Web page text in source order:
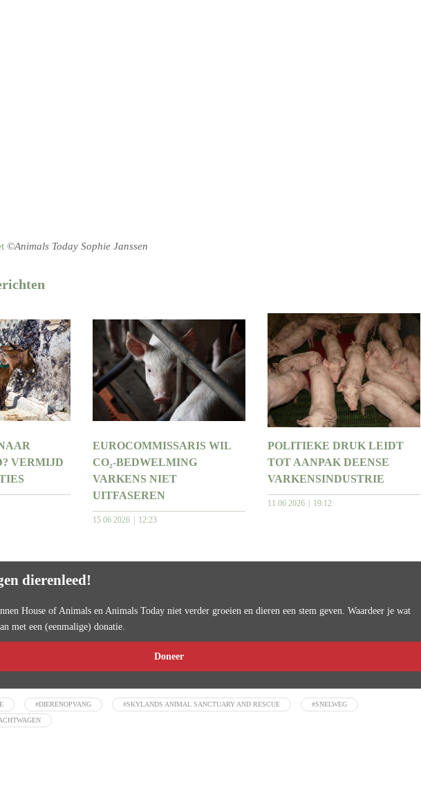
©Animals Today Sophie Janssen
VERMIJD
EUROCOMMISSARIS WIL
CO₂-BEDWELMING
VARKENS NIET
UITFASEREN
15 06 2026 12:23
POLITIEKE DRUK LEIDT
TOT AANPAK DEENSE
VARKENSINDUSTRIE
11 06 2026 19:12
dierenleed!
House of Animals en Animals Today niet verder groeien en dieren een stem geven. Waardeer je wat
met een (eenmalige) donatie.
Doneer
#DIERENOPVANG #SKYLANDS ANIMAL SANCTUARY AND RESCUE #SNELWEG